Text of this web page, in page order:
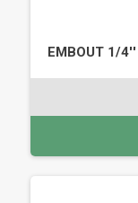
EMBOUT 1/